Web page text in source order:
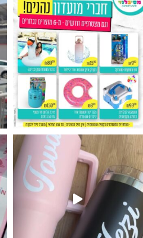
מטף לגילוי מין העובר חזר למלא